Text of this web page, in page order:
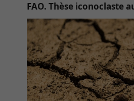
FAO. Thèse iconoclaste